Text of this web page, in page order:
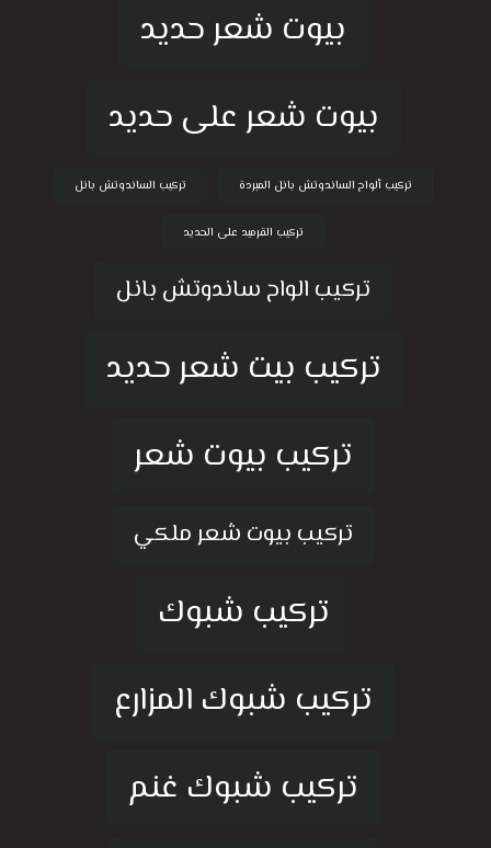
بيوت شعر حديد
بيوت شعر على حديد
تركيب ألواح الساندوتش بانل المبردة تركيب الساندوتش بانل
تركيب القرميد على الحديد
تركيب الواح ساندوتش بانل
تركيب بيت شعر حديد
تركيب بيوت شعر
تركيب بيوت شعر ملكي
تركيب شبوك
تركيب شبوك المزارع
تركيب شبوك غنم